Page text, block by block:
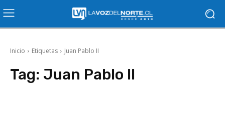
Inicio Etiquetas Juan Pablo II
Tag: Juan Pablo II